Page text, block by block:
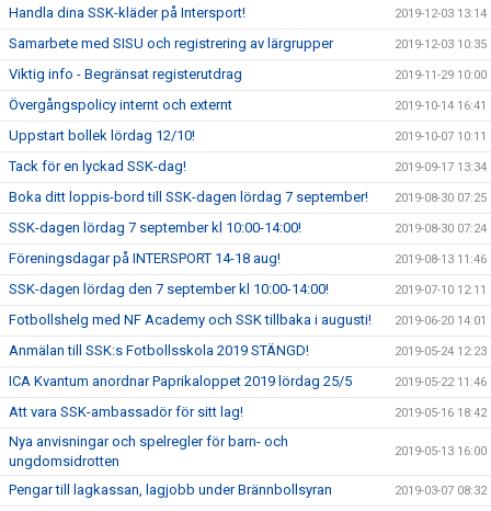
Handla dina SSK-kläder på Intersport! 2019-12-03 13:14
Samarbete med SISU och registrering av lärgrupper 2019-12-03 10:35
Viktig info - Begränsat registerutdrag 2019-11-29 10:00
Övergångspolicy internt och externt 2019-10-14 16:41
Uppstart bollek lördag 12/10! 2019-10-07 10:11
Tack för en lyckad SSK-dag! 2019-09-17 13:34
Boka ditt loppis-bord till SSK-dagen lördag 7 september! 2019-08-30 07:25
SSK-dagen lördag 7 september kl 10:00-14:00! 2019-08-30 07:24
Föreningsdagar på INTERSPORT 14-18 aug! 2019-08-13 11:46
SSK-dagen lördag den 7 september kl 10:00-14:00! 2019-07-10 12:11
Fotbollshelg med NF Academy och SSK tillbaka i augusti! 2019-06-20 14:01
Anmälan till SSK:s Fotbollsskola 2019 STÄNGD! 2019-05-24 12:23
ICA Kvantum anordnar Paprikaloppet 2019 lördag 25/5 2019-05-22 11:46
Att vara SSK-ambassadör för sitt lag! 2019-05-16 18:42
Nya anvisningar och spelregler för barn- och
ungdomsidrotten
2019-05-13 16:00
Pengar till lagkassan, lagjobb under Brännbollsyran 2019-03-07 08:32